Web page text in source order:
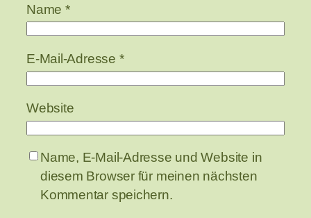
Name *
E-Mail-Adresse *
Website
Name, E-Mail-Adresse und Website in
diesem Browser für meinen nächsten
Kommentar speichern.